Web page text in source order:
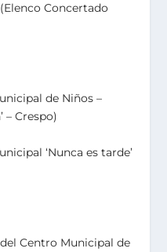
Concertado
de Niños –
– Crespo)
‘Nunca es tarde’
Centro Municipal de